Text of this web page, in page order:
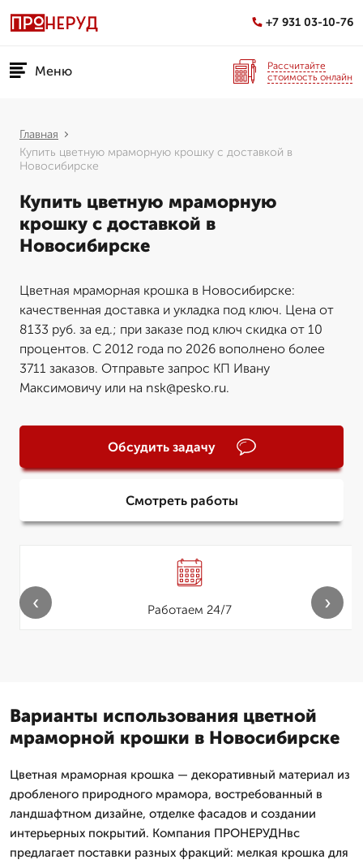
+7 931 03-10-76
Меню
Рассчитайте
стоимость онлайн
Главная
Купить цветную мраморную крошку с доставкой в
Новосибирске
Купить цветную мраморную
крошку с доставкой в
Новосибирске
Цветная мраморная крошка в Новосибирске:
качественная доставка и укладка под ключ. Цена от
8133 руб. за ед.; при заказе под ключ скидка от 10
процентов. С 2012 года по 2026 вополнено более
3711 заказов. Отправьте запрос КП Ивану
Максимовичу или на nsk@pesko.ru.
Обсудить задачу
Смотреть работы
Работаем 24/7
‹ ›
Варианты использования цветной
мраморной крошки в Новосибирске
Цветная мраморная крошка — декоративный материал из
дробленого природного мрамора, востребованный в
ландшафтном дизайне, отделке фасадов и создании
интерьерных покрытий. Компания ПРОНЕРУДНвс
предлагает поставки разных фракций: мелкая крошка для